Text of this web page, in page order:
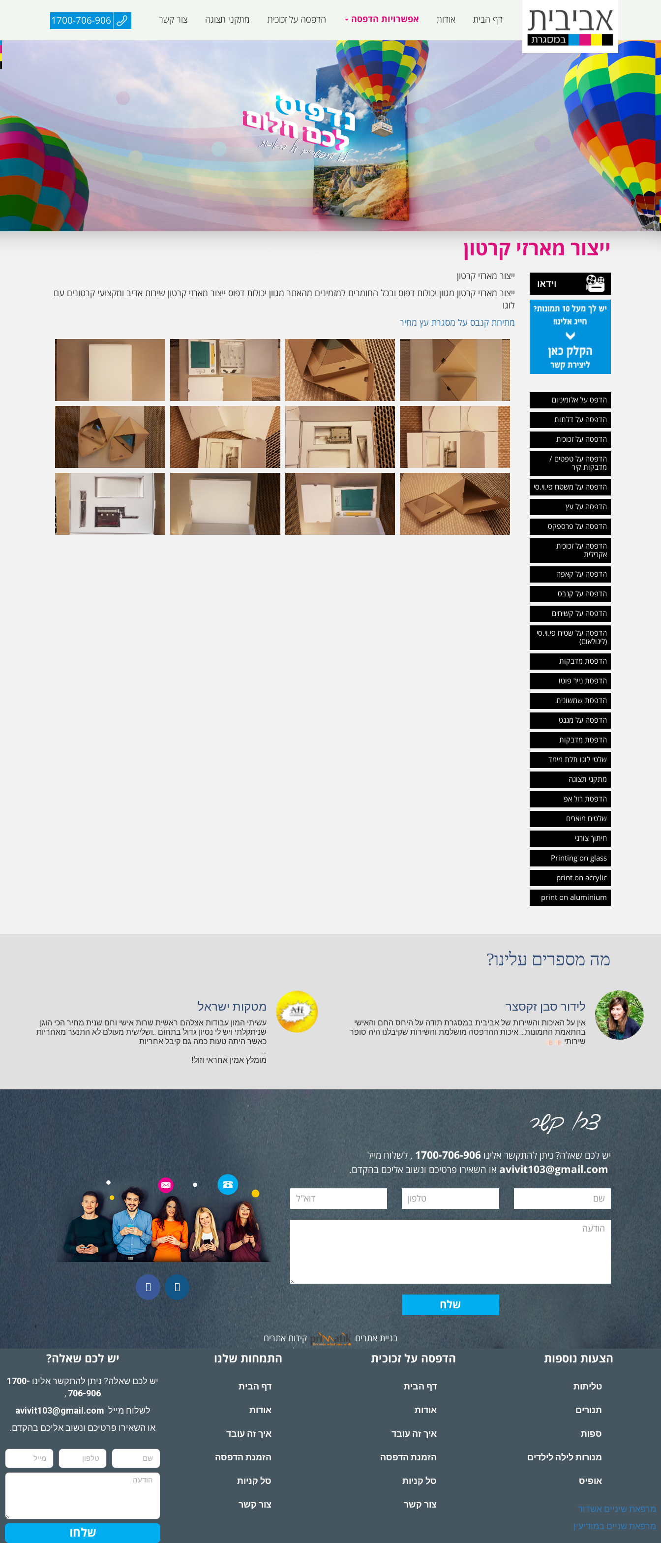
1700-706-906 דף הבית אודות אפשרויות הדפסה הדפסה על זכוכית מתקני תצוגה צור קשר
ייצור מארזי קרטון
ייצור מארזי קרטון
ייצור מארזי קרטון מגוון יכולות דפוס ובכל החומרים למזמינים מהאתר מגוון יכולות דפוס ייצור מארזי קרטון שירות אדיב ומקצועי קרטונים עם
לוגו
מתיחת קנבס על מסגרת עץ מחיר
הדפס על אלומיניום
הדפסה על דלתות
הדפסה על זכוכית
הדפסה על טפטים /
מדבקות קיר
הדפסה על משטח פי.וי.סי
הדפסה על עץ
הדפסה על פרספקס
הדפסה על זכוכית
אקרילית
הדפסה על קאפה
הדפסה על קנבס
הדפסה על קשיחים
הדפסה על שטיח פי.וי.סי
(לינולאום)
הדפסת מדבקות
הדפסת נייר פוטו
הדפסת שמשונית
הדפסה על מגנט
הדפסת מדבקות
שלטי לוגו תלת מימד
מתקני תצוגה
הדפסת רול אפ
שלטים מוארים
חיתוך צורני
Printing on glass
print on acrylic
print on aluminium
מה מספרים עלינו?
לידור סבן זקסצר
אין על האיכות והשירות של אביבית במסגרת תודה על היחס החם והאישי
בהתאמת התמונות... איכות ההדפסה מושלמת והשירות שקיבלנו היה סופר
שירותי
מטקות ישראל
עשיתי המון עבודות אצלהם ראשית שרות אישי וחם שנית מחיר הכי הוגן
שניתקלתי ויש לי נסיון גדול בתחום ..ושלישית מעולם לא התנער מאחריות
כאשר היתה טעות כמה גם קיבל אחריות
...
מומלץ אמין אחראי וזול!
יש לכם שאלה? ניתן להתקשר אלינו 1700-706-906 , לשלוח מייל
avivit103@gmail.com או השאירו פרטיכם ונשוב אליכם בהקדם.
בניית אתרים קידום אתרים
הצעות נוספות
טליתות
תנורים
ספות
מנורות לילה לילדים
אופיס
מרפאת שיניים אשדוד
מרפאת שניים במודיעין
הדפסה על זכוכית
דף הבית
אודות
איך זה עובד
הזמנת הדפסה
סל קניות
צור קשר
התמחות שלנו
דף הבית
אודות
איך זה עובד
הזמנת הדפסה
סל קניות
צור קשר
יש לכם שאלה?
יש לכם שאלה? ניתן להתקשר אלינו 1700-
706-906
,
לשלוח מייל avivit103@gmail.com
או השאירו פרטיכם ונשוב אליכם בהקדם.
שלחו